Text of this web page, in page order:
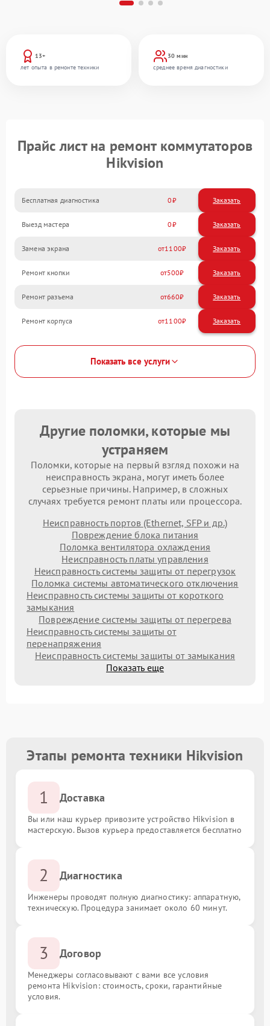
13+
лет опыта в ремонте техники
30 мин
среднее время диагностики
Прайс лист на ремонт коммутаторов
Hikvision
Бесплатная диагностика 0 Заказать
Выезд мастера 0 Заказать
Замена экрана 1100
Ремонт кнопки 500
Ремонт разъема 660
Ремонт корпуса 1100
Показать все услуги
Другие поломки, которые мы
устраняем
Поломки, которые на первый взгляд похожи на
неисправность экрана, могут иметь более
серьезные причины. Например, в сложных
случаях требуется ремонт платы или процессора.
Неисправность портов (Ethernet, SFP и др.)
Повреждение блока питания
Поломка вентилятора охлаждения
Неисправность платы управления
Неисправность системы защиты от перегрузок
Поломка системы автоматического отключения
Неисправность системы защиты от короткого
замыкания
Повреждение системы защиты от перегрева
Неисправность системы защиты от
перенапряжения
Неисправность системы защиты от замыкания
Показать еще
Этапы ремонта техники Hikvision
1 Доставка
Вы или наш курьер привозите устройство Hikvision в
мастерскую. Вызов курьера предоставляется бесплатно
2 Диагностика
Инженеры проводят полную диагностику: аппаратную,
техническую. Процедура занимает около 60 минут.
3 Договор
Менеджеры согласовывают с вами все условия
ремонта Hikvision: стоимость, сроки, гарантийные
условия.